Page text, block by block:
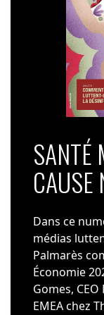
SANTÉ
Dans ce
médias
Palmarès
Économie
Gomes,
EMEA chez